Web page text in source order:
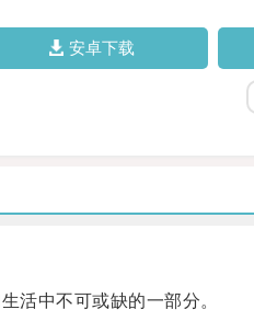
安卓下载
中不可或缺的一部分。